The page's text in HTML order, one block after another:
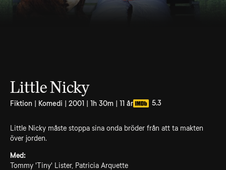
Little Nicky
Fiktion | Komedi | 2001 | 1h 30m | 11 år 5.3
Little Nicky måste stoppa sina onda bröder från att ta makten
över jorden.
Med:
Tommy 'Tiny' Lister, Patricia Arquette